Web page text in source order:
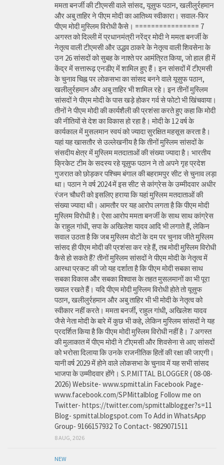
ममता बनर्जी की टीएमसी वाले सांसद, यूसुफ पठान, खलीलुर्रहमान
और अबु ताहिर ने पीएम मोदी का आतिथ्य स्वीकारा। सवाल-फिर
पीएम मोदी मुस्लिम विरोधी कैसे। ================ 7
अगस्त को दिल्ली में प्रधानमंत्री नरेंद्र मोदी ने ममता बनर्जी के
नेतृत्व वाली टीएमसी और उद्धव ठाकरे के नेतृत्व वाली शिवसेना के
उन 26 सांसदों को सुबह के नाश्ते पर आमंत्रित किया, जो हाल ही में
केंद्र में सत्तारूढ़ एनडीए में शामिल हुए हैं। इन सांसदों में टीएमसी
के चुनाव चिह्न पर लोकसभा का सांसद बनने वाले यूसुफ पठान,
खलीलुर्रहमान और अबु ताहिर भी शामिल रहे। इन तीनों मुस्लिम
सांसदों ने पीएम मोदी के पास खड़े होकर गर्व से फोटो भी खिंचवाया।
तीनों ने पीएम मोदी की कार्यशैली की प्रशंसा करते हुए कहा कि मोदी
की नीतियों से देश का विकास हो रहा है। मोदी के 12 वर्ष के
कार्यकाल में मुसलमान स्वयं को ज्यादा सुरक्षित महसूस करता है।
यहां यह खासतौर से उल्लेखनीय है कि तीनों मुस्लिम सांसदों के
संसदीय क्षेत्र में मुस्लिम मतदाताओं की संख्या ज्यादा है। भारतीय
क्रिकेट टीम के सदस्य रहे यूसुफ पठान ने तो अपने गृह प्रदेश
गुजरात को छोड़कर पश्चिम बंगाल की बहरामपुर सीट से चुनाव लड़ा
था। पठान ने वर्ष 2024 में इस सीट से कांग्रेस के उम्मीदवार अधीर
रंजन चौधरी को इसलिए हराया कि यहां मुस्लिम मतदाताओं की
संख्या ज्यादा थी। आमतौर पर यह आरोप लगता है कि पीएम मोदी
मुस्लिम विरोधी है। ऐसा आरोप ममता बनर्जी के साथ साथ कांग्रेस
के राहुल गांधी, सपा के अखिलेश यादव आदि भी लगाते हैं, लेकिन
सवाल उठता है कि जब मुस्लिम वोटों के दम पर चुनाव जीते मुस्लिम
सांसद ही पीएम मोदी की प्रशंसा कर रहे हैं, तब मोदी मुस्लिम विरोधी
कैसे हो सकते हैं? तीनों मुस्लिम सांसदों ने पीएम मोदी के नेतृत्व में
आस्था प्रकट की जो यह दर्शाता है कि पीएम मोदी सबका साथ
सबका विकास और सबका विश्वास के तहत मुसलमानों का भी पूरा
ख्याल रखते हैं। यदि पीएम मोदी मुस्लिम विरोधी होते तो यूसुफ
पठान, खलीलुर्रहमान और अबु ताहिर भी भी मोदी के नेतृत्व को
स्वीकार नहीं करते। ममता बनर्जी, राहुल गांधी, अखिलेश यादव
जैसे नेता मोदी के बारे में कुछ भी कहे, लेकिन मुस्लिम सांसदों ने यह
प्रदर्शित किया है कि पीएम मोदी मुस्लिम विरोधी नहीं है। 7 अगस्त
की मुलाकात में पीएम मोदी ने टीएमसी और शिवसेना से आए सांसदों
को भरोसा दिलाया कि उनके राजनीतिक हितों की रक्षा की जाएगी।
यानी वर्ष 2029 में होने वाले लोकसभा के चुनाव में यह सभी सांसद
भाजपा के उम्मीदवार होंगे। S.P.MITTAL BLOGGER ( 08-08-
2026) Website- www.spmittal.in Facebook Page-
www.facebook.com/SPMittalblog Follow me on
Twitter- https://twitter.com/spmittalblogger?s=11
Blog- spmittal.blogspot.com To Add in WhatsApp
Group- 9166157932 To Contact- 9829071511
8 AUG, 2026
NEW